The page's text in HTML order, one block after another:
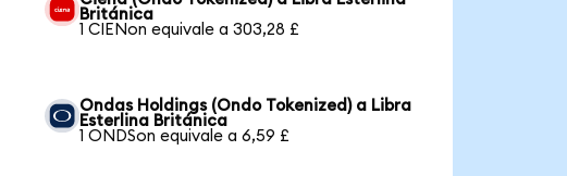
Británica
1 CIENon equivale a 303,28 £
Ondas Holdings (Ondo Tokenized) a Libra
Esterlina Británica
1 ONDSon equivale a 6,59 £